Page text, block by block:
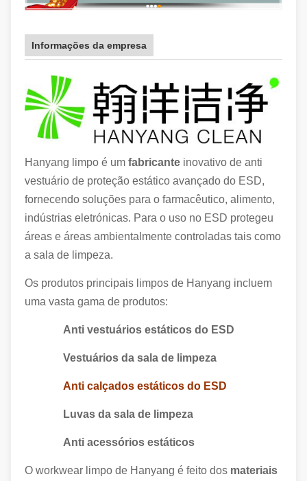
Informações da empresa
Hanyang limpo é um fabricante inovativo de anti
vestuário de proteção estático avançado do ESD,
fornecendo soluções para o farmacêutico, alimento,
indústrias eletrónicas. Para o uso no ESD protegeu
áreas e áreas ambientalmente controladas tais como
a sala de limpeza.
Os produtos principais limpos de Hanyang incluem
uma vasta gama de produtos:
Anti vestuários estáticos do ESD
Vestuários da sala de limpeza
Anti calçados estáticos do ESD
Luvas da sala de limpeza
Anti acessórios estáticos
O workwear limpo de Hanyang é feito dos materiais